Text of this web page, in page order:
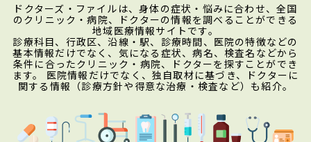
ドクターズ・ファイルは、身体の症状・悩みに合わせ、全国
のクリニック・病院、ドクターの情報を調べることができる
地域医療情報サイトです。
診療科目、行政区、沿線・駅、診療時間、医院の特徴などの
基本情報だけでなく、気になる症状、病名、検査名などから
条件に合ったクリニック・病院、ドクターを探すことができ
ます。 医院情報だけでなく、独自取材に基づき、ドクターに
関する情報（診療方針や得意な治療・検査など）も紹介。